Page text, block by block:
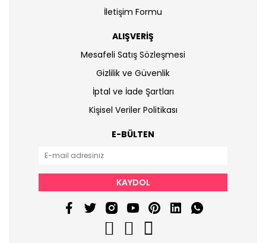
İletişim Formu
ALIŞVERİŞ
Mesafeli Satış Sözleşmesi
Gizlilik ve Güvenlik
İptal ve İade Şartları
Kişisel Veriler Politikası
E-BÜLTEN
KAYDOL